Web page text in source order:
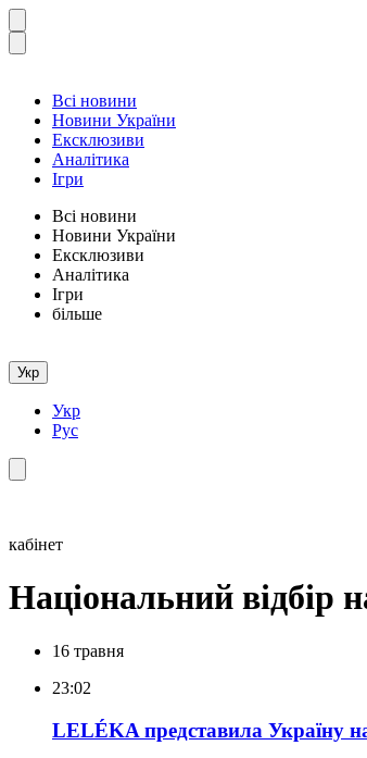
Всі новини
Новини України
Ексклюзиви
Аналітика
Ігри
Всі новини
Новини України
Ексклюзиви
Аналітика
Ігри
більше
Укр
Укр
Рус
кабінет
Національний відбір
16 травня
23:02
LELÉKA представила Україну